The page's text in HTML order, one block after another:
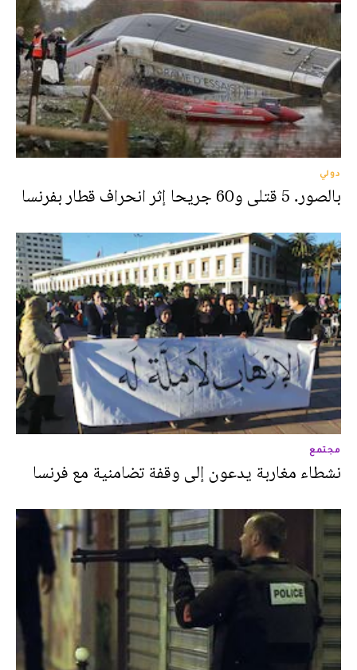
دولي
بالصور. 5 قتلى و60 جريحا إثر انحراف قطار بفرنسا
مجتمع
نشطاء مغاربة يدعون إلى وقفة تضامنية مع فرنسا